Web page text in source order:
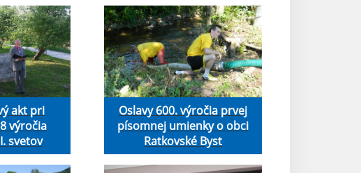
akt pri
výročia
svetov
Oslavy 600. výročia prvej
písomnej umienky o obci
Ratkovské Byst